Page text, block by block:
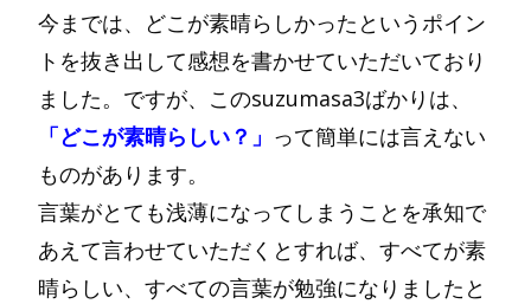
今までは、どこが素晴らしかったというポイン
トを抜き出して感想を書かせていただいており
ました。ですが、このsuzumasa3ばかりは、
「どこが素晴らしい？」 って簡単には言えない
ものがあります。
言葉がとても浅薄になってしまうことを承知で
あえて言わせていただくとすれば、すべてが素
晴らしい、すべての言葉が勉強になりましたと